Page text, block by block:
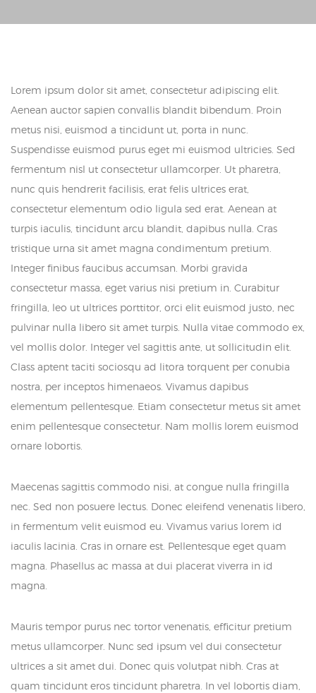
Lorem ipsum dolor sit amet, consectetur adipiscing elit.
Aenean auctor sapien convallis blandit bibendum. Proin
metus nisi, euismod a tincidunt ut, porta in nunc.
Suspendisse euismod purus eget mi euismod ultricies. Sed
fermentum nisl ut consectetur ullamcorper. Ut pharetra,
nunc quis hendrerit facilisis, erat felis ultrices erat,
consectetur elementum odio ligula sed erat. Aenean at
turpis iaculis, tincidunt arcu blandit, dapibus nulla. Cras
tristique urna sit amet magna condimentum pretium.
Integer finibus faucibus accumsan. Morbi gravida
consectetur massa, eget varius nisi pretium in. Curabitur
fringilla, leo ut ultrices porttitor, orci elit euismod justo, nec
pulvinar nulla libero sit amet turpis. Nulla vitae commodo ex,
vel mollis dolor. Integer vel sagittis ante, ut sollicitudin elit.
Class aptent taciti sociosqu ad litora torquent per conubia
nostra, per inceptos himenaeos. Vivamus dapibus
elementum pellentesque. Etiam consectetur metus sit amet
enim pellentesque consectetur. Nam mollis lorem euismod
ornare lobortis.
Maecenas sagittis commodo nisi, at congue nulla fringilla
nec. Sed non posuere lectus. Donec eleifend venenatis libero,
in fermentum velit euismod eu. Vivamus varius lorem id
iaculis lacinia. Cras in ornare est. Pellentesque eget quam
magna. Phasellus ac massa at dui placerat viverra in id
magna.
Mauris tempor purus nec tortor venenatis, efficitur pretium
metus ullamcorper. Nunc sed ipsum vel dui consectetur
ultrices a sit amet dui. Donec quis volutpat nibh. Cras at
quam tincidunt eros tincidunt pharetra. In vel lobortis diam,